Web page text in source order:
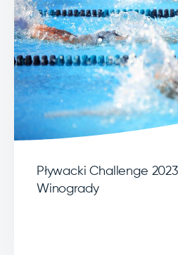
Pływacki Challenge
Winogrady